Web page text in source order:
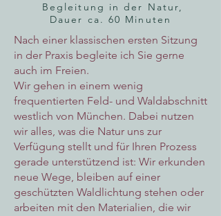
Begleitung in der Natur,
Dauer ca. 60 Minuten
Nach einer klassischen ersten Sitzung
in der Praxis begleite ich Sie gerne
auch im Freien.
Wir gehen in einem wenig
frequentierten Feld- und Waldabschnitt
westlich von München. Dabei nutzen
wir alles, was die Natur uns zur
Verfügung stellt und für Ihren Prozess
gerade unterstützend ist: Wir erkunden
neue Wege, bleiben auf einer
geschützten Waldlichtung stehen oder
arbeiten mit den Materialien, die wir